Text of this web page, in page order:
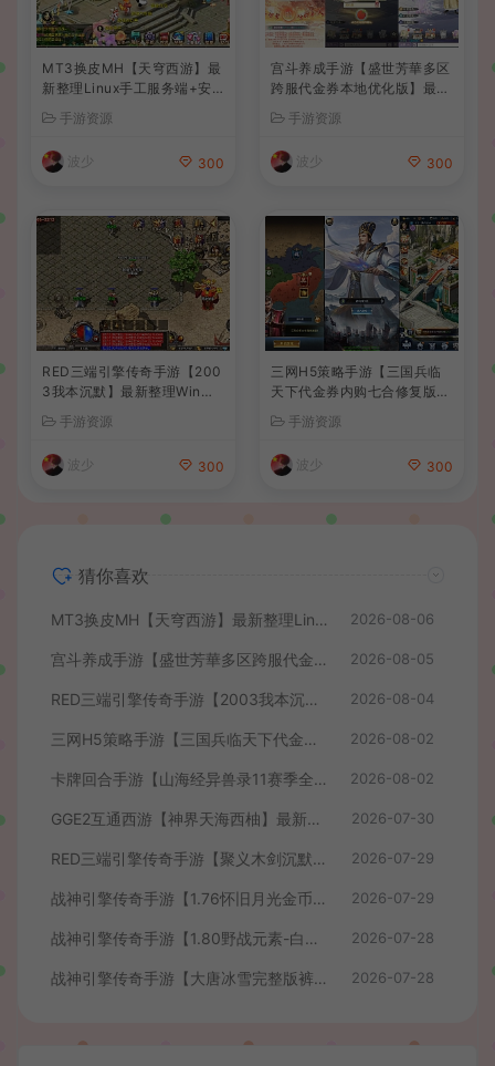
MT3换皮MH【天穹西游】最
新整理Linux手工服务端+安
卓苹果双端+GM后台+详细搭
建教程+全套源码+视频教程
手游资源
波少 300
宫斗养成手游【盛世芳華多区
跨服代金券本地优化版】最新
整理单机一键即玩端+Linux
手工服务端+CDK授权后台
+安卓+详细搭建教程
手游资源
波少 300
RED三端引擎传奇手游【200
3我本沉默】最新整理Win系
细搭建教程
手游资源
波少 300
三网H5策略手游【三国兵临
天下代金券内购七合修复版】
+Linux手工服务端+管理后台
+GM授权后台+简易安卓客户
端+详细搭建教程+视频教程
手游资源
波少 300
猜你喜欢
MT3换皮MH【天穹西游】最新整理Linux手工服务端+安卓苹果双端+GM后台+详细搭建教程+全套源码+视频教程 2026-08-06
宫斗养成手游【盛世芳華多区跨服代金券本地优化版】最新整理单机一键即玩端+Linux手工服务端+CDK授权后台+安卓+详细搭建教程 2026-08-05
RED三端引擎传奇手游【2003我本沉默】最新整理Win系服务端+安卓苹果PC三端+详细搭建教程 2026-08-04
三网H5策略手游【三国兵临天下代金券内购七合修复版】最新整理单机一键即玩镜像端+Linux手工服务端+管理后台+GM授权后台+简易安卓客户端+详细搭建教程+视频教程 2026-08-02
卡牌回合手游【山海经异兽录11赛季全人物代金券内购版】最新整理WIN系服务端+授权GM后台+管理后台+热更修改工具+安卓+详细搭建教程 2026-08-02
GGE2互通西游【神界天海西柚】最新整理Win系服务端+安卓苹果PC三端+内置GM工具+全套源码+详细搭建教程+视频教程 2026-07-30
RED三端引擎传奇手游【聚义木剑沉默高仿嘟嘟沉默】最新整理Win系服务端+安卓苹果PC三端+详细搭建教程 2026-07-29
战神引擎传奇手游【1.76怀旧月光金币版】最新整理Win系复古服务端+安卓苹果双端+GM授权物品后台+详细搭建教程 2026-07-29
战神引擎传奇手游【1.80野战元素-白猪7.2免授权】最新整理Win系特色服务端+安卓+GM授权物品后台+详细搭建教程 2026-07-28
战神引擎传奇手游【大唐冰雪完整版裤衩7.0免授权】最新整理Win系特色服务端+GM授权后台+安卓苹果双端+详细搭建教程 2026-07-28